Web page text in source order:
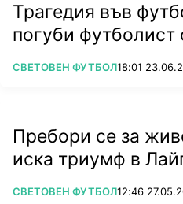
Трагедия във
погуби футболист
ПОВЕЧЕ ОТ
СВЕТОВЕН ФУТБОЛ18:01
Пребори се за
иска триумф в
ПОВЕЧЕ ОТ
СВЕТОВЕН ФУТБОЛ12:46